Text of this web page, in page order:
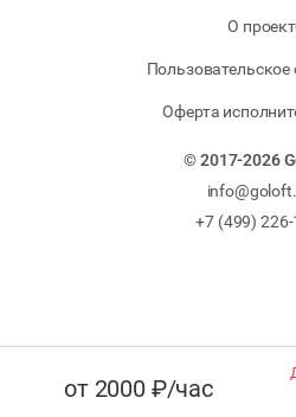
от 2000 ₽/час
О
Пользовательское
Оферта
© 2017-2026
+7 (499)